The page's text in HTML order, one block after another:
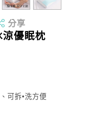
分享
涼優眠枕
可拆•洗方便